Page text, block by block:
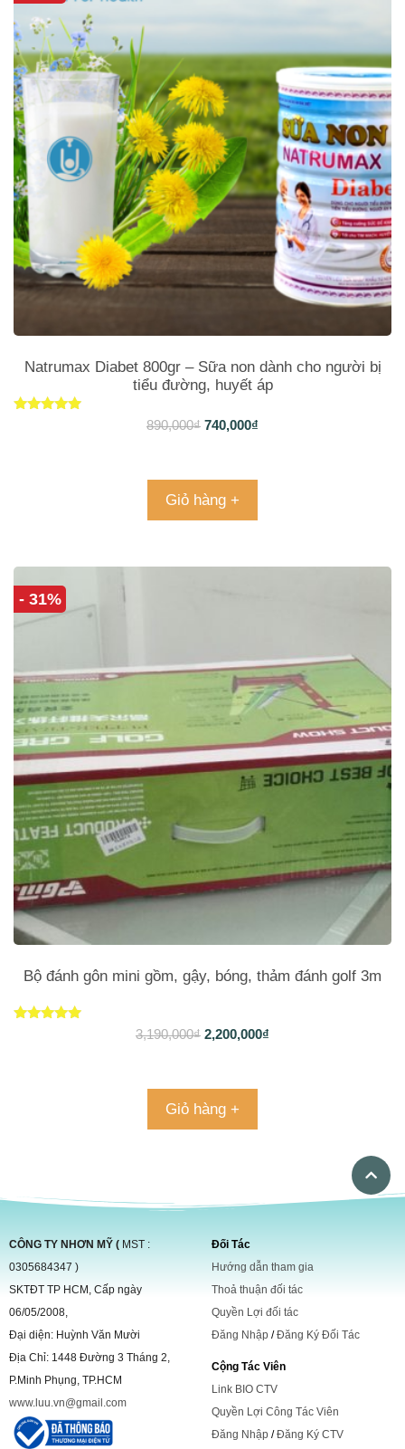
Natrumax Diabet 800gr – Sữa non dành cho người bị
tiểu đường, huyết áp
890,000₫ 740,000₫
Giỏ hàng +
- 31%
Bộ đánh gôn mini gồm, gậy, bóng, thảm đánh golf 3m
3,190,000₫ 2,200,000₫
Giỏ hàng +
CÔNG TY NHƠN MỸ ( MST :
0305684347 )
SKTĐT TP HCM, Cấp ngày
06/05/2008,
Đại diện: Huỳnh Văn Mười
Địa Chỉ: 1448 Đường 3 Tháng 2,
P.Minh Phụng, TP.HCM
www.luu.vn@gmail.com
Đối Tác
Hướng dẫn tham gia
Thoả thuận đối tác
Quyền Lợi đối tác
Đăng Nhập /Đăng Ký Đối Tác
Cộng Tác Viên
Link BIO CTV
Quyền Lợi Công Tác Viên
Đăng Nhập /Đăng Ký CTV